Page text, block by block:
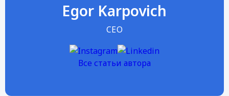
Egor Karpovich
CEO
Все статьи автора